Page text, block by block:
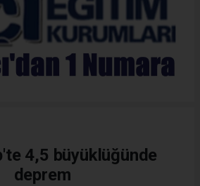
4,5 büyüklüğünde
deprem